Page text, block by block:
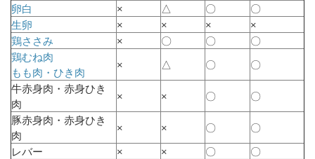
卵白
× △ 〇
〇
生卵
× × ×
×
鶏ささみ
× 〇 〇
〇
鶏むね肉
もも肉・ひき肉
× △ 〇
〇
牛赤身肉・赤身ひき
肉
× × 〇
〇
豚赤身肉・赤身ひき
肉
× × 〇
〇
レバー
× × 〇
〇